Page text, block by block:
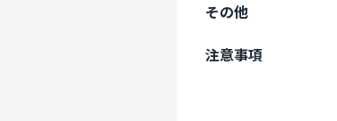
その他
注意事項